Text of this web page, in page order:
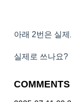
아래 2번은 실
실제로 쓰나요?
COMMENTS